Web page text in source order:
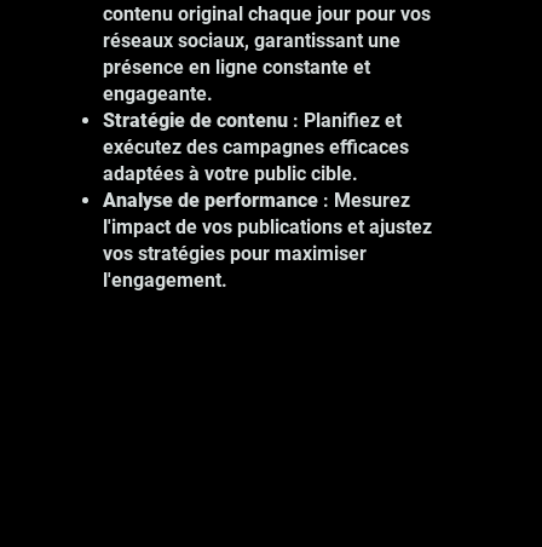
Nos services de photographie à
Montréal incluent :
Photographie de produits : Mettez en
valeur vos produits avec des images
de haute qualité.
Photographie d'événements :
Capturez les moments clés de vos
événements professionnels.
Photographie de portrait : Montrez le
visage humain de votre entreprise.
contenu original chaque jour pour vos
réseaux sociaux, garantissant une
présence en ligne constante et
engageante.
Stratégie de contenu: Planifiez et
exécutez des campagnes efficaces
adaptées à votre public cible.
Analyse de performance: Mesurez
l'impact de vos publications et ajustez
vos stratégies pour maximiser
l'engagement.